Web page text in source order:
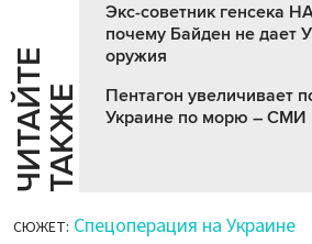
Ч
И
Т
АЙ
Т
Е
Т
А
К
ЖЕ
Экс-советник генсека
почему Байден не дает
оружия
Пентагон увеличивает
Украине по морю – СМИ
СЮЖЕТ: Спецоперация на Украине